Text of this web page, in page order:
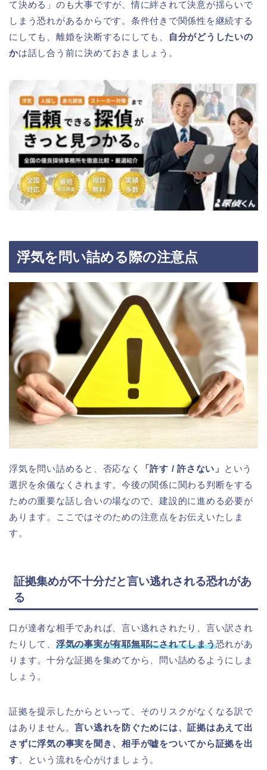
て決める」のも大事ですが、情に絆されて決意が揺らいで
しまう恐れがあるからです。条件付きで関係性を継続する
にしても、離婚を決断するにしても、
自分がどうしたいの
かは話し合う前に決めておきましょう。
浮気を問い詰める際の注意点
浮気を問い詰めると、否応なく 「許す / 許さない」
という
選択を余儀なくされます。今後の関係に関わる判断をする
ための重要な話し合いの場なので、建設的に進める必要が
あります。ここではそのための注意点をお伝えいたしま
す。
証拠集めが不十分だと言い逃れされる恐れがあ
る
口が達者な相手であれば、言い逃れされたり、言い訳され
たりして、 浮気の事実が有耶無耶にされてしまう恐れがあ
ります。十分な証拠を集めてから、問い詰めるようにしま
しょう。
証拠を提示したからといって、そのリスクがなくなる訳で
はありません。言い逃れを防ぐためには、証拠はあえて出
さずに浮気の事実を聞き、相手が嘘をついてから証拠を出
す 、という流れを心がけましょう。